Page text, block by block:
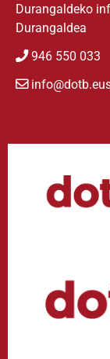
Durangaldeko
Durangaldea
946 550 033